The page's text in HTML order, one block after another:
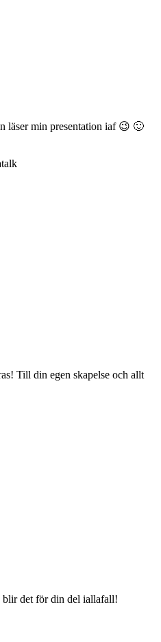
läser min presentation iaf 😉 🙂
Till din egen skapelse och allt
det för din del iallafall!